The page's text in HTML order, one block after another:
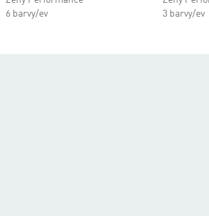
6 barvy/ev
3 barvy/ev